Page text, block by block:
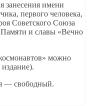
занесения имени
первого человека,
Советского Союза
и славы «Вечно
можно
— свободный.